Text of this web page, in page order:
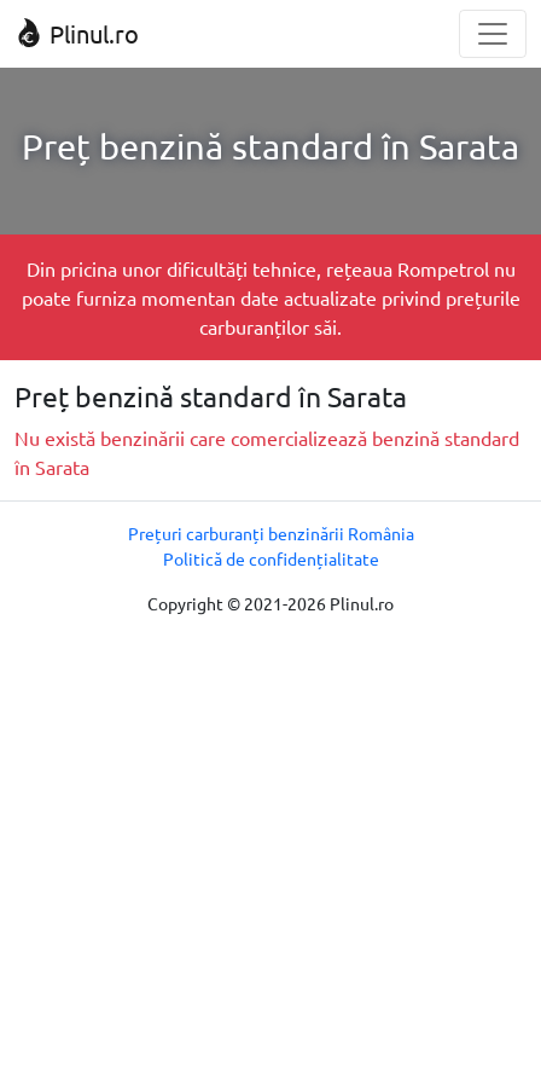
Plinul.ro
Preț benzină standard în Sarata
Din pricina unor dificultăți tehnice, rețeaua Rompetrol nu
poate furniza momentan date actualizate privind prețurile
carburanților săi.
Preț benzină standard în Sarata
Nu există benzinării care comercializează benzină standard
în Sarata
Copyright © 2021-2026 Plinul.ro
Prețuri carburanți benzinării România
Politică de confidențialitate